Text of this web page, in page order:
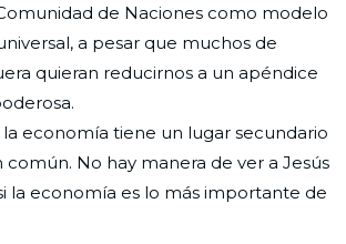
de Naciones como modelo
a pesar que muchos de
quieran reducirnos a un apéndice
economía tiene un lugar secundario
No hay manera de ver a Jesús
la economía es lo más importante de